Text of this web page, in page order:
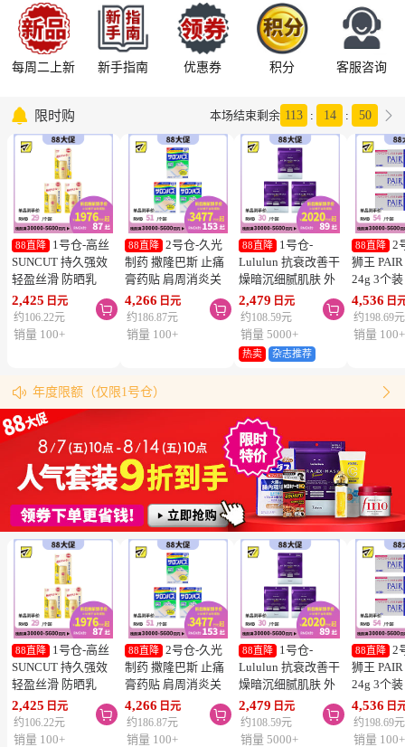
每周二上新 新手指南 优惠券 积分 客服咨询
 限时购 本场结束剩余 113 : 14 : 48 
88直降
1号仓-高丝
SUNCUT 持久强效
轻盈丝滑 防晒乳
SPF50+ PA++++
50ml 3个装 阻隔紫
外线 持久耐水 户外
2,425 日元
约106.22元

销量 100+
88直降
2号仓-久光
制药 撒隆巴斯 止痛
膏药贴 肩周消炎关
节颈椎疼 4.6×7.2cm
120贴 3个装【第3类
医药品】
4,266 日元
约186.87元

销量 100+
88直降
1号仓-
Lululun 抗衰改善干
燥暗沉细腻肌肤 外
泌体精华液保湿面膜
7片 3个装 Exosome
增加肌肤弹力透明感
2,479 日元
约108.59元

销量 5000+
热卖 杂志推荐
88直降
2
狮王
24g 3个
疮 去痘
舒缓炎症
类医药品
4,536 日
约198.69元
销量 100+
 同仓库满5000日元包邮（仅限中国大陆地区）
松本清粉丝群来啦！
跳转搜索结果

88直降
1号仓-高丝
SUNCUT 持久强效
轻盈丝滑 防晒乳
SPF50+ PA++++
50ml 3个装 阻隔紫
外线 持久耐水 户外
2,425 日元
约106.22元

销量 100+
88直降
2号仓-久光
制药 撒隆巴斯 止痛
膏药贴 肩周消炎关
节颈椎疼 4.6×7.2cm
120贴 3个装【第3类
医药品】
4,266 日元
约186.87元

销量 100+
88直降
1号仓-
Lululun 抗衰改善干
燥暗沉细腻肌肤 外
泌体精华液保湿面膜
7片 3个装 Exosome
增加肌肤弹力透明感
2,479 日元
约108.59元

销量 5000+
88直降
2
狮王
24g 3个
疮 去痘
舒缓炎症
类医药品
4,536 日
约198.69元
销量 100+